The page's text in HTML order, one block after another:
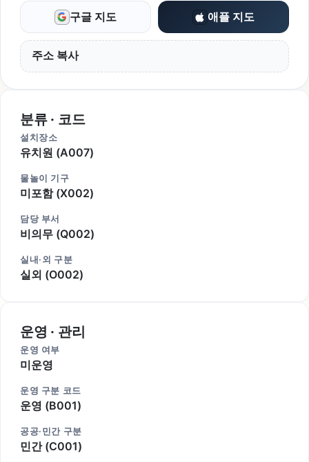
구글 지도 애플 지도
주소 복사
분류 · 코드
설치장소
유치원 (A007)
물놀이 기구
미포함 (X002)
담당 부서
비의무 (Q002)
실내·외 구분
실외 (O002)
운영 · 관리
운영 여부
미운영
운영 구분 코드
운영 (B001)
공공·민간 구분
민간 (C001)